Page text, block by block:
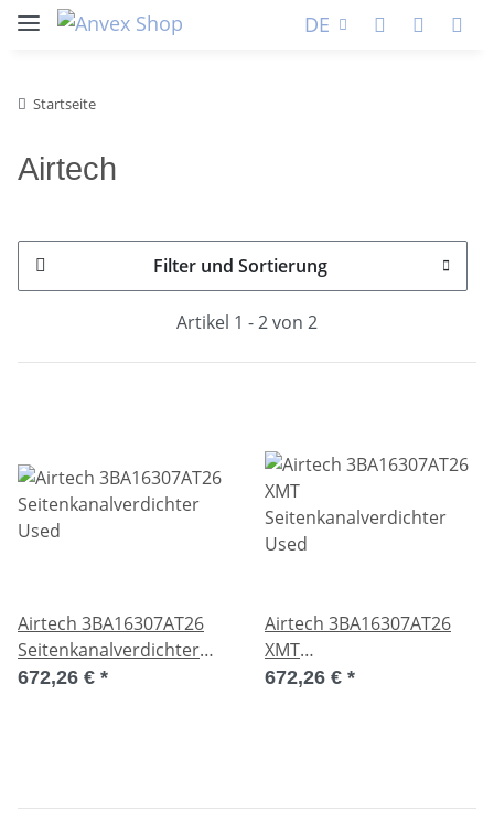
DE
Startseite
Airtech
Filter und Sortierung
Artikel 1 - 2 von 2
Airtech 3BA16307AT26
Seitenkanalverdichter
Used
672,26 € *
Airtech 3BA16307AT26
XMT
Seitenkanalverdichter
672,26 € *